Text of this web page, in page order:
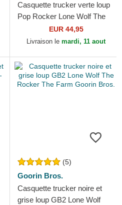
Casquette trucker verte loup
Pop Rocker Lone Wolf The
Farm Goorin Bros.
EUR 44,95
Livraison le mardi, 11 aout
(5)
Goorin Bros.
Casquette trucker noire et
grise loup GB2 Lone Wolf